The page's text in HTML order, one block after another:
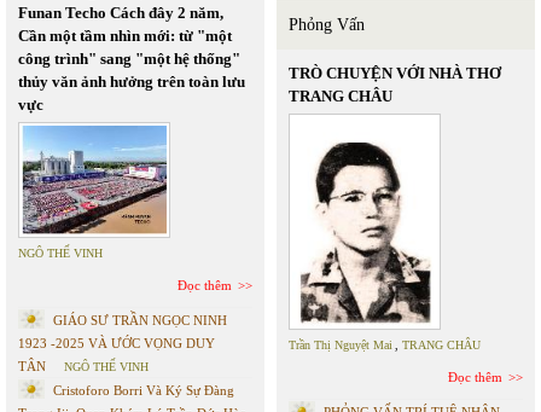
Funan Techo Cách đây 2 năm,
Cần một tầm nhìn mới: từ "một
công trình" sang "một hệ thống"
thủy văn ảnh hưởng trên toàn lưu
vực
NGÔ THẾ VINH
Đọc thêm
GIÁO SƯ TRẦN NGỌC NINH
1923 -2025 VÀ ƯỚC VỌNG DUY
TÂN
NGÔ THẾ VINH
Cristoforo Borri Và Ký Sự Đàng
Phỏng Vấn
TRÒ CHUYỆN VỚI NHÀ THƠ
TRANG CHÂU
Trần Thị Nguyệt Mai TRANG CHÂU
Đọc thêm